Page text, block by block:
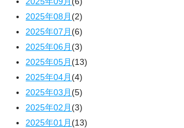
2025年08月(2)
2025年07月(6)
2025年06月(3)
2025年05月(13)
2025年04月(4)
2025年03月(5)
2025年02月(3)
2025年01月(13)